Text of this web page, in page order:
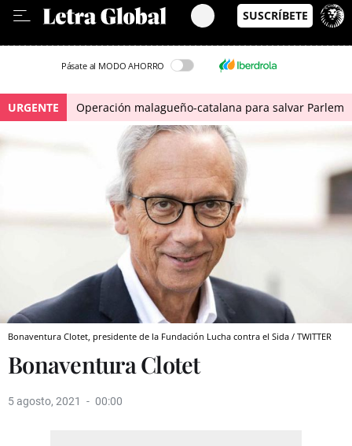
Pásate al MODO AHORRO
URGENTE Operación malagueño-catalana para salvar Parlem
Bonaventura Clotet, presidente de la Fundación Lucha contra el Sida / TWITTER
Bonaventura Clotet
5 agosto, 2021 00:00